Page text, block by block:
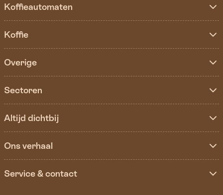
Koffieautomaten
Koffie
Overige
Sectoren
Altijd dichtbij
Ons verhaal
Service & contact